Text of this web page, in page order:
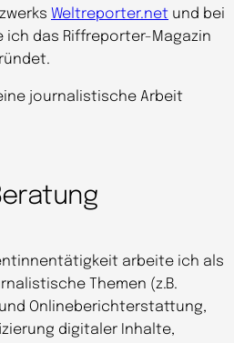
Weltreporter.net und bei
ich das Riffreporter-Magazin
journalistische Arbeit
arbeite ich als
Themen (z.B.
Onlineberichterstattung,
digitaler Inhalte,